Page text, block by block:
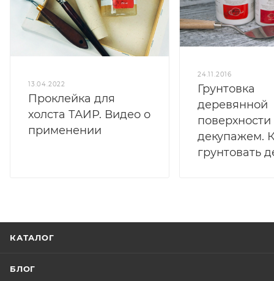
13.04.2022
Проклейка для
холста ТАИР. Видео о
применении
24.11.2016
Грунтовка
деревянной
декупажем.
грунтовать
КАТАЛОГ
БЛОГ